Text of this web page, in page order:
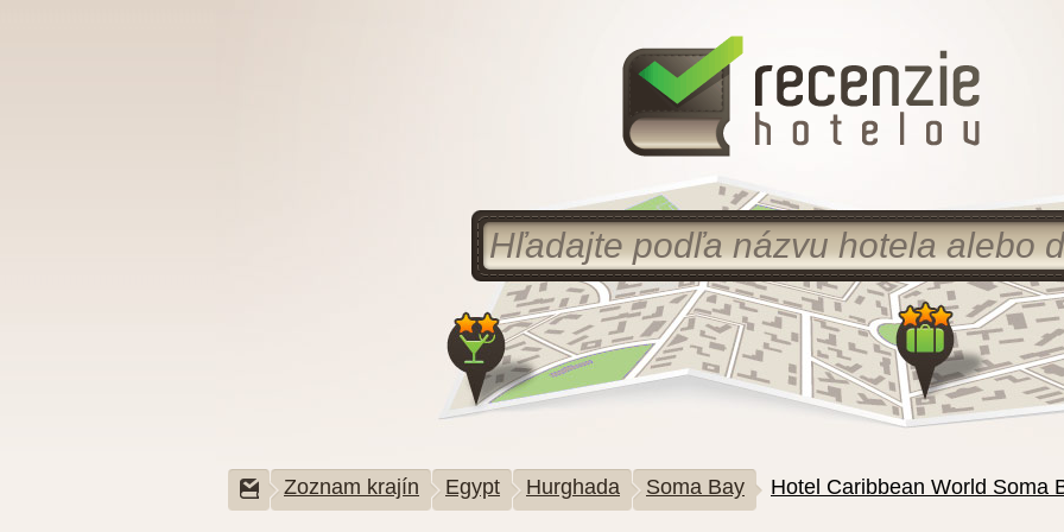
Zoznam krajín Egypt Hurghada Soma Bay Hotel Caribbean World Soma